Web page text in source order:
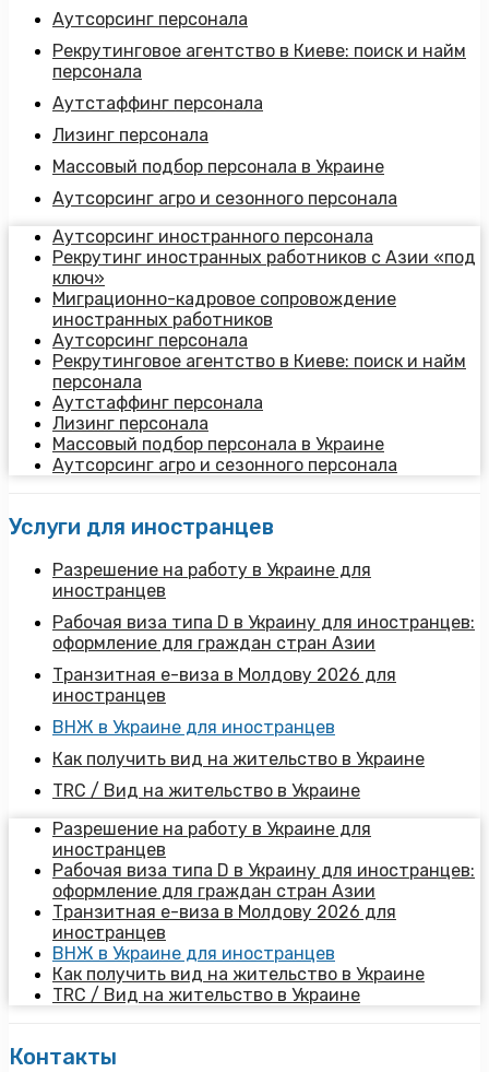
Аутсорсинг персонала
Рекрутинговое агентство в Киеве: поиск и найм
персонала
Аутстаффинг персонала
Лизинг персонала
Массовый подбор персонала в Украине
Аутсорсинг агро и сезонного персонала
Аутсорсинг иностранного персонала
Рекрутинг иностранных работников с Азии «под
ключ»
Миграционно-кадровое сопровождение
иностранных работников
Аутсорсинг персонала
Рекрутинговое агентство в Киеве: поиск и найм
персонала
Аутстаффинг персонала
Лизинг персонала
Массовый подбор персонала в Украине
Аутсорсинг агро и сезонного персонала
Услуги для иностранцев
Разрешение на работу в Украине для
иностранцев
Рабочая виза типа D в Украину для иностранцев:
оформление для граждан стран Азии
Транзитная е-виза в Молдову 2026 для
иностранцев
ВНЖ в Украине для иностранцев
Как получить вид на жительство в Украине
TRC / Вид на жительство в Украине
Разрешение на работу в Украине для
иностранцев
Рабочая виза типа D в Украину для иностранцев:
оформление для граждан стран Азии
Транзитная е-виза в Молдову 2026 для
иностранцев
ВНЖ в Украине для иностранцев
Как получить вид на жительство в Украине
TRC / Вид на жительство в Украине
Контакты